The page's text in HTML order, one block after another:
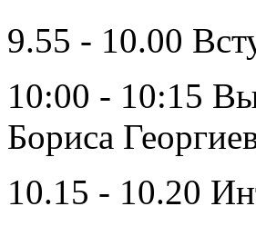
9.55 - 10.00
10:00 - 10:15
Бориса
10.15 - 10.20